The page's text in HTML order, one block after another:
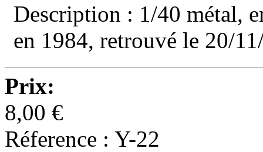
Description : 1/40 métal,
en 1984, retrouvé le 20/
Prix:
8,00 €
Réference : Y-22